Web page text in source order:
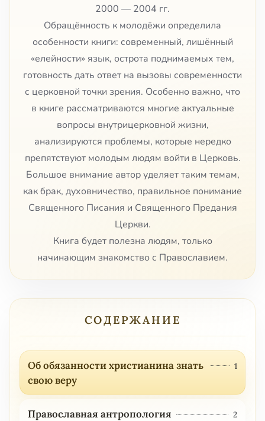
2000 — 2004 гг.
Обращённость к молодёжи определила
особенности книги: современный, лишённый
«елейности» язык, острота поднимаемых тем,
готовность дать ответ на вызовы современности
с церковной точки зрения. Особенно важно, что
в книге рассматриваются многие актуальные
вопросы внутрицерковной жизни,
анализируются проблемы, которые нередко
препятствуют молодым людям войти в Церковь.
Большое внимание автор уделяет таким темам,
как брак, духовничество, правильное понимание
Священного Писания и Священного Предания
Церкви.
Книга будет полезна людям, только
начинающим знакомство с Православием.
СОДЕРЖАНИЕ
Об обязанности христианина знать
свою веру
1
Православная антропология 2